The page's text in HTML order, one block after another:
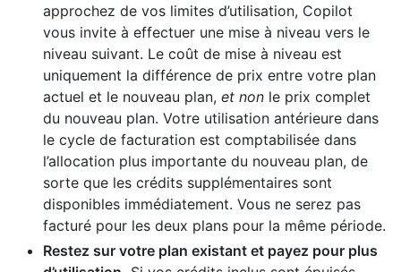
approchez de vos limites d’utilisation, Copilot
vous invite à effectuer une mise à niveau vers le
niveau suivant. Le coût de mise à niveau est
uniquement la différence de prix entre votre plan
actuel et le nouveau plan, et non le prix complet
du nouveau plan. Votre utilisation antérieure dans
le cycle de facturation est comptabilisée dans
l’allocation plus importante du nouveau plan, de
sorte que les crédits supplémentaires sont
disponibles immédiatement. Vous ne serez pas
facturé pour les deux plans pour la même période.
Restez sur votre plan existant et payez pour plus